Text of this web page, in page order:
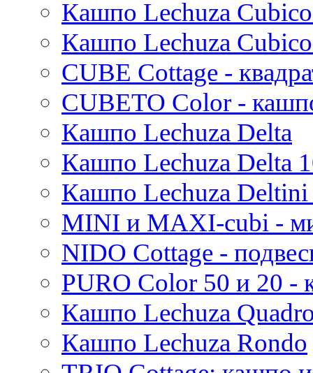
Стрелиция (Strelitzia)
Трахикарпус (Trachycarpus)
Вашингтония (Washingtonia)
Rough
Urban
Suze
Karlijn
Iris
Mees
Pure
Кашпо Lechuza
Кашпо Lechuza
CUBE Cottage -
CUBETO Color -
Кашпо Lechuza Delta
Кашпо Lechuza Delta
Кашпо Lechuza
MINI и MAXI-cubi -
NIDO Cottage -
PURO Color 50 и 20
Кашпо Lechuza
Кашпо Lechuza Rondo